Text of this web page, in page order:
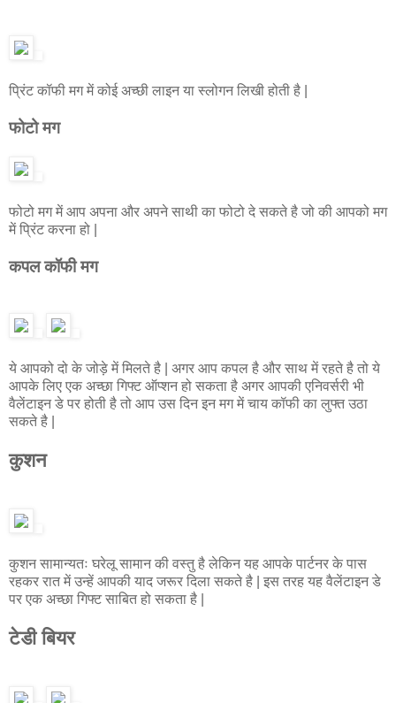
प्रिंट कॉफी मग में कोई अच्छी लाइन या स्लोगन लिखी होती है |
फोटो मग
फोटो मग में आप अपना और अपने साथी का फोटो दे सकते है जो की आपको मग
में प्रिंट करना हो |
कपल कॉफी मग
ये आपको दो के जोड़े में मिलते है | अगर आप कपल है और साथ में रहते है तो ये
आपके लिए एक अच्छा गिफ्ट ऑप्शन हो सकता है अगर आपकी एनिवर्सरी भी
वैलेंटाइन डे पर होती है तो आप उस दिन इन मग में चाय कॉफी का लुफ्त उठा
सकते है |
कुशन
कुशन सामान्यतः घरेलू सामान की वस्तु है लेकिन यह आपके पार्टनर के पास
रहकर रात में उन्हें आपकी याद जरूर दिला सकते है | इस तरह यह वैलेंटाइन डे
पर एक अच्छा गिफ्ट साबित हो सकता है |
टेडी बियर